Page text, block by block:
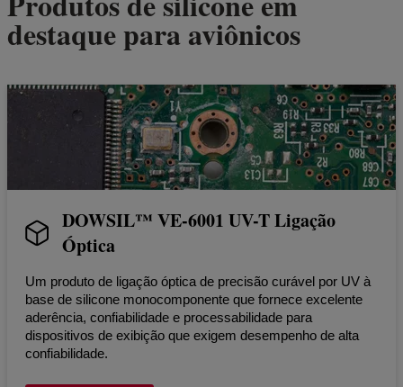
destaque para aviônicos
DOWSIL™ VE-6001 UV-T Ligação
Óptica
Um produto de ligação óptica de precisão curável por UV à
base de silicone monocomponente que fornece excelente
aderência, confiabilidade e processabilidade para
dispositivos de exibição que exigem desempenho de alta
confiabilidade.